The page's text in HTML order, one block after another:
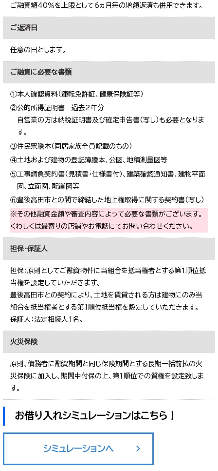
ご融資額40％を上限として6ヵ月毎の増額返済も併用できます。
ご返済日
任意の日とします。
ご融資に必要な書類
①本人確認資料（運転免許証、健康保険証等）
②公的所得証明書 過去2年分
自営業の方は納税証明書及び確定申告書（写し）も必要となりま
す。
③住民票謄本（同居家族全員記載のもの）
④土地および建物の登記簿謄本、公図、地積測量図等
⑤工事請負契約書（見積書・仕様書付）、建築確認通知書、建物平面
図、立面図、配置図等
⑥豊後高田市との間で締結した地上権取得に関する契約書（写し）
※その他融資金額や審査内容によって必要な書類がございます。
くわしくは最寄りの店舗やお電話にてお問い合わせください。
担保・保証人
担保：原則としてご融資物件に当組合を抵当権者とする第1順位抵
当権を設定していただきます。
豊後高田市との契約により、土地を賃貸される方は建物にのみ当
組合を抵当権者とする第1順位抵当権を設定していただきます。
保証人：法定相続人1名。
火災保険
原則、債務者に融資期間と同じ保険期間とする長期一括前払の火
災保険に加入し、期間中付保の上、第１順位での質権を設定致しま
す。
お借り入れシミュレーションはこちら！
シミュレーションへ